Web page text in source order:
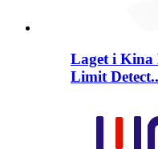
Laget i Kina
Limit